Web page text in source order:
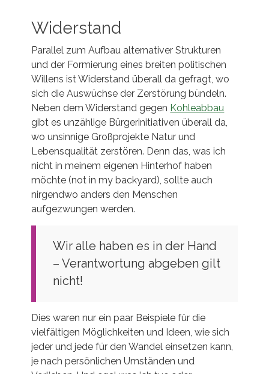
Widerstand
Parallel zum Aufbau alternativer Strukturen
und der Formierung eines breiten politischen
Willens ist Widerstand überall da gefragt, wo
sich die Auswüchse der Zerstörung bündeln.
Neben dem Widerstand gegen Kohleabbau
gibt es unzählige Bürgerinitiativen überall da,
wo unsinnige Großprojekte Natur und
Lebensqualität zerstören. Denn das, was ich
nicht in meinem eigenen Hinterhof haben
möchte (not in my backyard), sollte auch
nirgendwo anders den Menschen
aufgezwungen werden.
Wir alle haben es in der Hand
– Verantwortung abgeben gilt
nicht!
Dies waren nur ein paar Beispiele für die
vielfältigen Möglichkeiten und Ideen, wie sich
jeder und jede für den Wandel einsetzen kann,
je nach persönlichen Umständen und